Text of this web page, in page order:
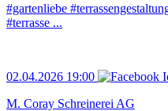
#gartenliebe
#terrasse ...
02.04.2026 19:00
M. Coray Schreinerei AG